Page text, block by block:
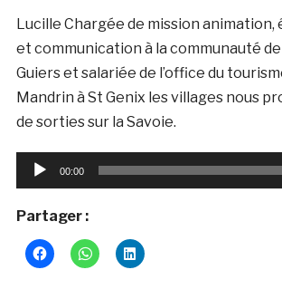
Lucille Chargée de mission
et communication à la communauté
Guiers et salariée de l’office du
Mandrin à St Genix les villages nous
de sorties sur la Savoie.
Lecteur
audio
00:00
Partager :